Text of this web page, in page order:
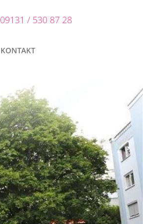
09131 / 530 87 28
KONTAKT